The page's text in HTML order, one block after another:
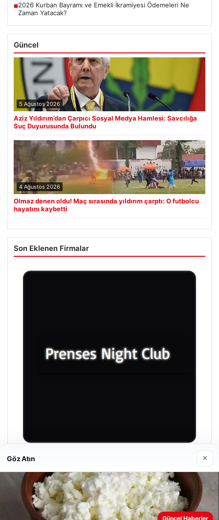
■2026 Kurban Bayramı ve Emekli İkramiyesi Ödemeleri Ne
Zaman Yatacak?
Güncel
5 Ağustos 2026
Aziz Yıldırım’dan Çarpıcı Sosyal Medya Hamlesi: Savcılığa
Suç Duyurusunda Bulundu
4 Ağustos 2026
Olmaz denen oldu! Maç sırasında yıldırım çarptı: O futbolcu
hayatını kaybetti
Son Eklenen Firmalar
Prenses Night Club
29 Nisan 2026
Web sitemizi nasıl kullandığınızı daha iyi anlayabilmek,
Göz Atın ×
Güncel Haberler